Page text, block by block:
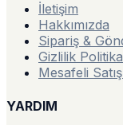
İletişim
Hakkımızda
Sipariş &
Gizlilik
Mesafeli
YARDIM